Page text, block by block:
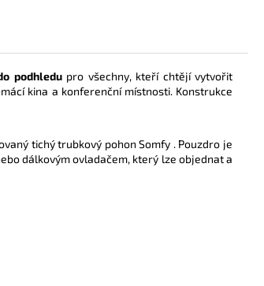
podhledupro všechny, kteří chtějí vytvořit
kina a konferenční místnosti. Konstrukce
tichý trubkový pohon Somfy . Pouzdro je
dálkovým ovladačem, který lze objednat a